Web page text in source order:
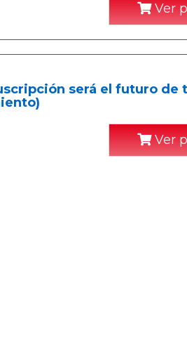
Ver
será el futuro de
Ver